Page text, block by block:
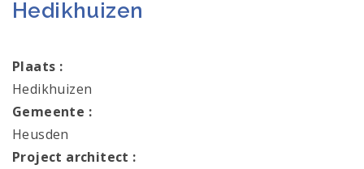
Hedikhuizen
Plaats :
Hedikhuizen
Gemeente :
Heusden
Project architect :